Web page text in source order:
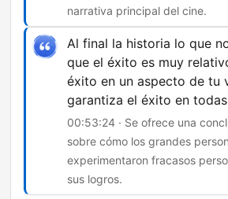
narrativa principal del cine.
Al final la historia lo que
que el éxito es muy
éxito en un aspecto de tu
garantiza el éxito en
00:53:24 · Se ofrece una
sobre cómo los grandes
experimentaron fracasos
sus logros.